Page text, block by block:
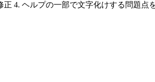
4. ヘルプの一部で文字化けする問題点